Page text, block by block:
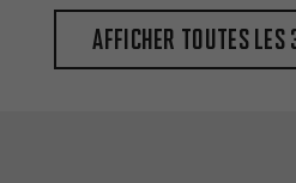
Afficher toutes les